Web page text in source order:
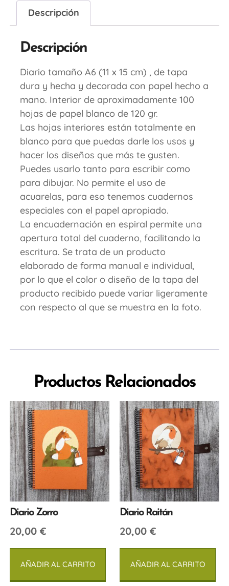
Descripción
Descripción
Diario tamaño A6 (11 x 15 cm) , de tapa
dura y hecha y decorada con papel hecho a
mano. Interior de aproximadamente 100
hojas de papel blanco de 120 gr.
Las hojas interiores están totalmente en
blanco para que puedas darle los usos y
hacer los diseños que más te gusten.
Puedes usarlo tanto para escribir como
para dibujar. No permite el uso de
acuarelas, para eso tenemos cuadernos
especiales con el papel apropiado.
La encuadernación en espiral permite una
apertura total del cuaderno, facilitando la
escritura. Se trata de un producto
elaborado de forma manual e individual,
por lo que el color o diseño de la tapa del
producto recibido puede variar ligeramente
con respecto al que se muestra en la foto.
Productos Relacionados
Diario Zorro
20,00 €
AÑADIR AL CARRITO
Diario Raitán
20,00 €
AÑADIR AL CARRITO